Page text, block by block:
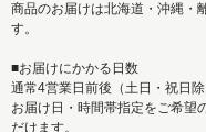
商品のお届けは北海道・沖縄・
す。
■お届けにかかる日数
通常4営業日前後（土日・祝日
お届け日・時間帯指定をご希望
だけます。